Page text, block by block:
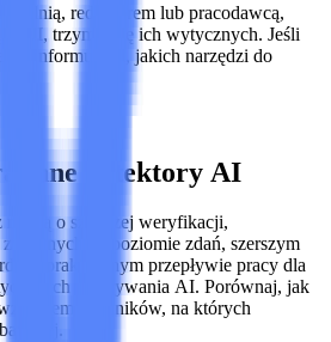
redaktorem lub pracodawcą,
AI, trzymaj się ich wytycznych. Jeśli
poinformuj ich, jakich narzędzi do
inne detektory AI
myślą o szybszej weryfikacji,
na poziomie zdań, szerszym
praktycznym przepływie pracy dla
wykrywania AI. Porównaj, jak
czynników, na których